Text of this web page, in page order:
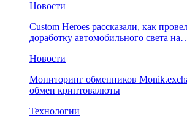
Новости
Custom Heroes рассказали, как
доработку автомобильного света
Новости
Мониторинг обменников
обмен криптовалюты
Технологии